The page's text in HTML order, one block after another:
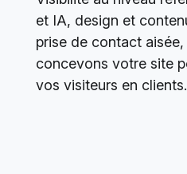
et IA, design et
prise de contact aisée,
concevons votre site
vos visiteurs en clients.